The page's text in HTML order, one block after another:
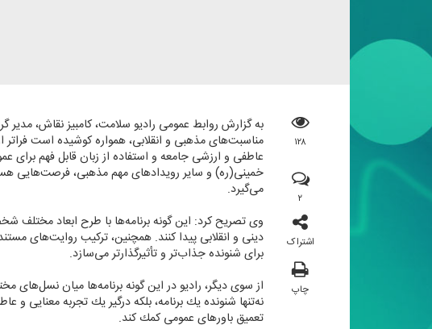
۱۲۸
۲
اشتراک
چاپ
به گزارش روابط عمومی رادیو سلامت، كامبیز نقاش، مدیر
مناسبت‌های مذهبی و انقلابی، همواره كوشیده است فراتر
خمینی(ره) و سایر رویدادهای مهم مذهبی، فرصت‌هایی
می‌گیرد.
وی تصریح كرد: این گونه برنامه‌ها با طرح ابعاد مختلف
دینی و انقلابی پیدا كنند. همچنین، تركیب روایت‌های
برای شنونده جذاب‌تر و تأثیرگذارتر می‌سازد.
از سوی دیگر، رادیو در این گونه برنامه‌ها میان
نه‌تنها شنونده یك برنامه، بلكه درگیر یك تجربه معنایی
تعمیق باورهای عمومی كمك كند.